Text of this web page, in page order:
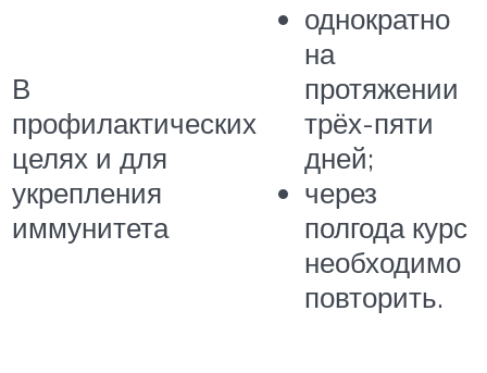
В
профилактических
целях и для
укрепления
иммунитета
однократно
на
протяжении
трёх-пяти
дней;
через
полгода курс
необходимо
повторить.